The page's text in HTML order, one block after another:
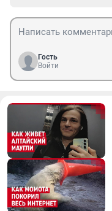
Гость
Войти